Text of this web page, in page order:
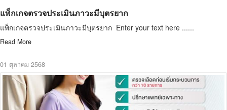
แพ็กเกจตรวจประเมินภาวะมีบุตรยาก
แพ็กเกจตรวจประเมินภาวะมีบุตรยาก Enter your text here ......
Read More
01 ตุลาคม 2568